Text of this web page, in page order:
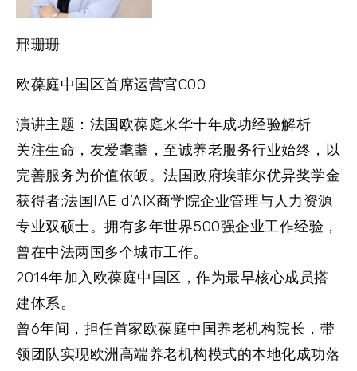
邢珊珊
欧葆庭中国区首席运营官COO
演讲主题：法国欧葆庭来华十年成功经验解析
关注生命，友爱耄耋，至诚养老服务行业始终，以
完善服务为价值依皈。法国政府埃菲尔优异奖学金
获得者;法国IAE d’AIX商学院企业管理与人力资源
专业双硕士。拥有多年世界500强企业工作经验，
曾在中法两国多个城市工作。
2014年加入欧葆庭中国区，作为最早核心成员搭
建体系。
曾6年间，担任首家欧葆庭中国养老机构院长，带
领团队实现欧洲高端养老机构模式的本地化成功落